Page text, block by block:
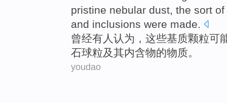
pristine nebular dust, the sort of
and inclusions were made.
曾经有人 认为 ， 这些基质颗粒可
石球粒及其内含物的物质。
youdao